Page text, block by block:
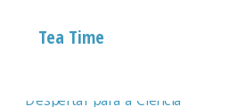
Tea Time